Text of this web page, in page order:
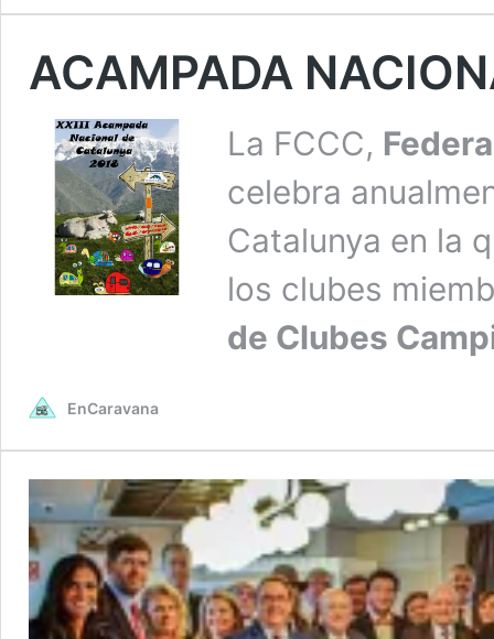
ACAMPADA
La FCCC,
celebra
Catalunya en la
los clubes
de Clubes
EnCaravana